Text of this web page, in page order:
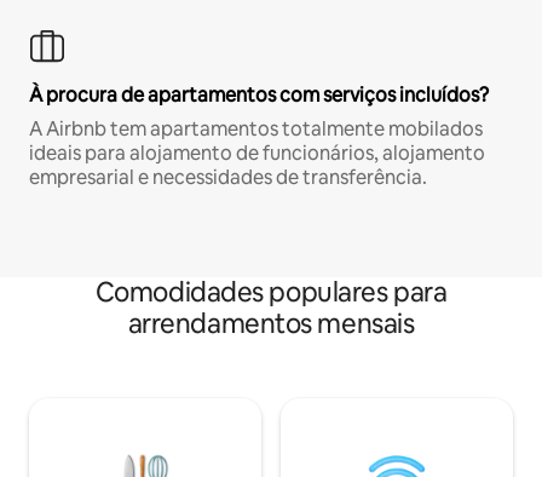
À procura de apartamentos com serviços incluídos?
A Airbnb tem apartamentos totalmente mobilados
ideais para alojamento de funcionários, alojamento
empresarial e necessidades de transferência.
Comodidades populares para
arrendamentos mensais